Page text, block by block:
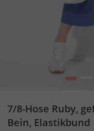
1
7/8-Hose Ruby,
Bein, Elastikbund